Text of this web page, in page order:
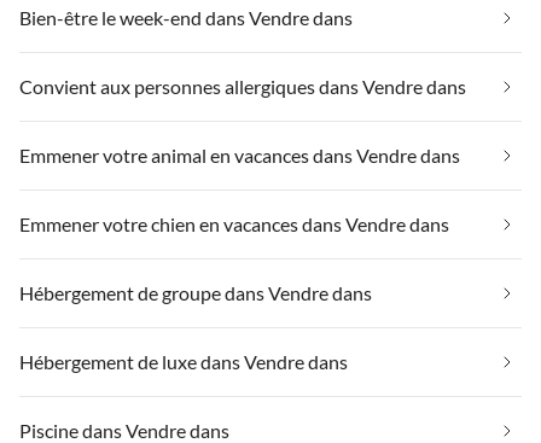
Bien-être le week-end dans Vendre dans
Convient aux personnes allergiques dans Vendre dans
Emmener votre animal en vacances dans Vendre dans
Emmener votre chien en vacances dans Vendre dans
Hébergement de groupe dans Vendre dans
Hébergement de luxe dans Vendre dans
Piscine dans Vendre dans